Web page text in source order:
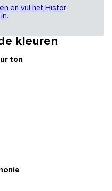
en vul het Histor
kleuren
ton